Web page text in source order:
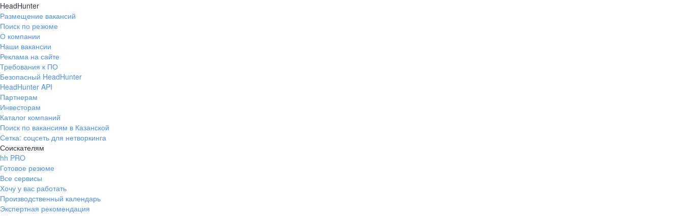
HeadHunter
Размещение вакансий
Поиск по резюме
О компании
Наши вакансии
Реклама на сайте
Требования к ПО
Безопасный HeadHunter
HeadHunter API
Партнерам
Инвесторам
Каталог компаний
Поиск по вакансиям в Казанской
Сетка: соцсеть для нетворкинга
Соискателям
hh PRO
Готовое резюме
Все сервисы
Хочу у вас работать
Производственный календарь
Экспертная рекомендация